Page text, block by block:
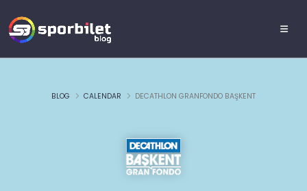
BLOG CALENDAR DECATHLON GRANFONDO BAŞKENT